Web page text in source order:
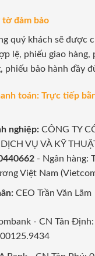
tờ đảm bảo
quý khách sẽ được
lệ, phiếu giao hàng,
phiếu bảo hành đầy
toán: Trực tiếp
nghiệp:CÔNG TY
VỤ VÀ KỸ
- Ngân hàng:
Việt Nam
CEO Trần Văn Lãm
- CN Tân Định: